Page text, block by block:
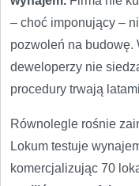
– choć imponujący –
pozwoleń na budowę.
deweloperzy nie
procedury trwają
Równolegle rośnie
Lokum testuje
komercjalizując 70